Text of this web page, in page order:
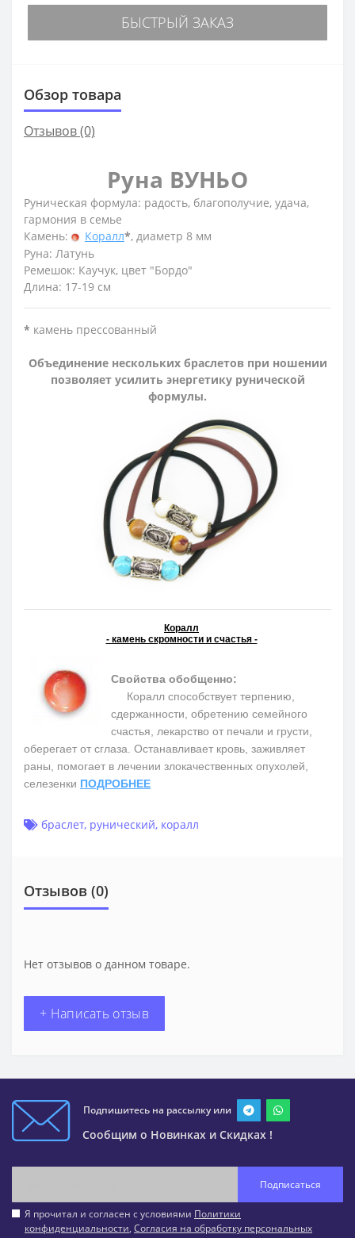
БЫСТРЫЙ ЗАКАЗ
Обзор товара
Отзывов (0)
Руна ВУНЬО
Руническая формула: радость, благополучие, удача,
гармония в семье
Камень:
Коралл*, диаметр 8 мм
Руна: Латунь
Ремешок: Каучук, цвет "Бордо"
Длина: 17-19 см
* камень прессованный
Объединение нескольких браслетов при ношении
позволяет усилить энергетику рунической
формулы.
Коралл
- камень скромности и счастья -
Свойства обобщенно:
Коралл способствует терпению,
сдержанности, обретению семейного
счастья, лекарство от печали и грусти,
оберегает от сглаза. Останавливает кровь, заживляет
раны, помогает в лечении злокачественных опухолей,
селезенки ПОДРОБНЕЕ
браслет, рунический, коралл
Отзывов (0)
Нет отзывов о данном товаре.
+ Написать отзыв
Подпишитесь на рассылку или
Сообщим о Новинках и Скидках !
Подписаться
Я прочитал и согласен с условиями Политики
конфиденциальности, Согласия на обработку персональных